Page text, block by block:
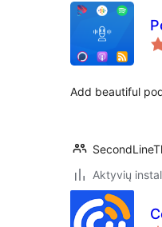
Add beautiful
Aktyvių